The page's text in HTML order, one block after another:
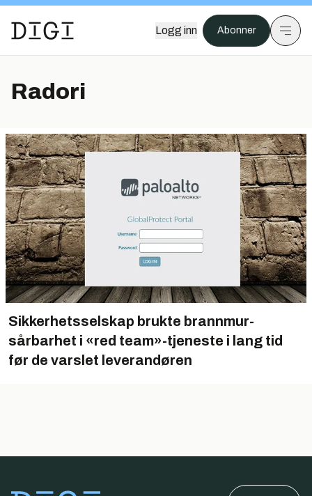
Logg inn Abonner
Radori
Sikkerhets­selskap brukte brannmur-
sårbarhet i «red team»-tjeneste i lang tid
før de varslet leverandøren